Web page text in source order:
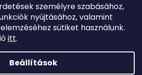
személyre szabásához,
nyújtásához, valamint
sütiket használunk.
itt.
Beállítások
875 kg a polcok
vonatkozik.